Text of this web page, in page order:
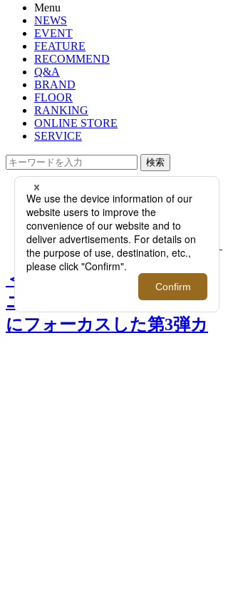
Menu
NEWS
EVENT
FEATURE
RECOMMEND
Q&A
BRAND
FLOOR
RANKING
ONLINE STORE
SERVICE
検索
TOP
PHOTO
＜ジバンシィ＞×＜ディズニー＞よ
り「オズワルド」にフォーカスした
第3弾カプセルコレクションが登場！
＜ジバンシィ＞×＜ディズ
ニー＞より「オズワルド」
にフォーカスした第3弾カ